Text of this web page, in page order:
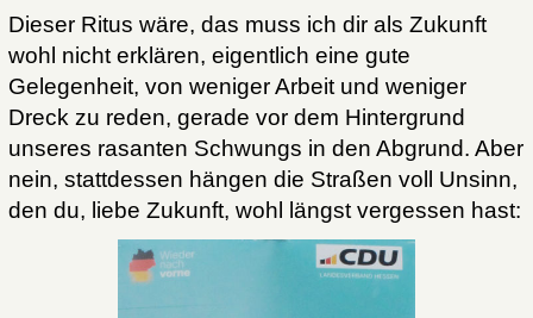
Dieser Ritus wäre, das muss ich dir als Zukunft
wohl nicht erklären, eigentlich eine gute
Gelegenheit, von weniger Arbeit und weniger
Dreck zu reden, gerade vor dem Hintergrund
unseres rasanten Schwungs in den Abgrund. Aber
nein, stattdessen hängen die Straßen voll Unsinn,
den du, liebe Zukunft, wohl längst vergessen hast: